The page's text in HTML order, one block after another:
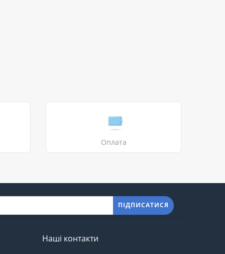
Оплата
ПІДПИСАТИСЯ
Наші контакти